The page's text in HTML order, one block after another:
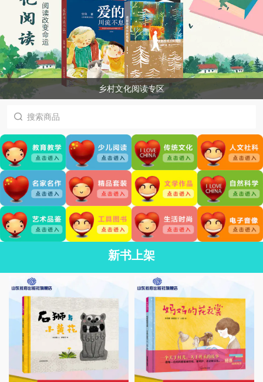
乡村文化阅读专区
新书上架